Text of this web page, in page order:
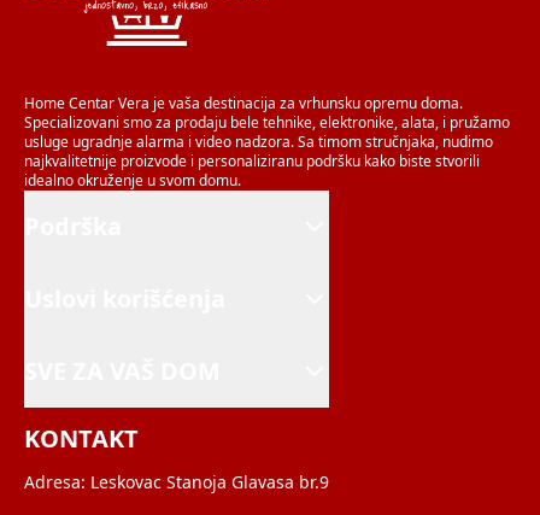
Home Centar Vera je vaša destinacija za vrhunsku opremu doma.
Specializovani smo za prodaju bele tehnike, elektronike, alata, i pružamo
usluge ugradnje alarma i video nadzora. Sa timom stručnjaka, nudimo
najkvalitetnije proizvode i personaliziranu podršku kako biste stvorili
idealno okruženje u svom domu.
KONTAKT
Adresa: Leskovac Stanoja Glavasa br.9